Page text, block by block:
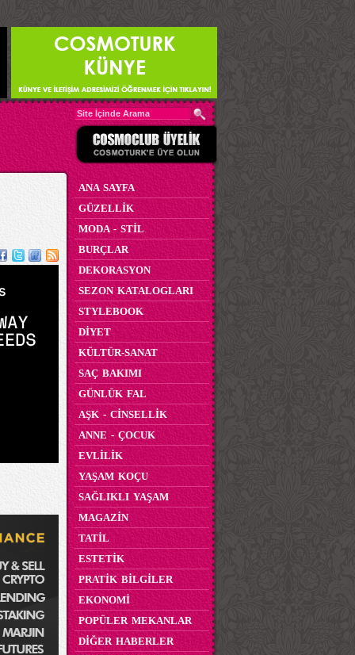
ANA SAYFA
GÜZELLİK
MODA - STİL
BURÇLAR
DEKORASYON
SEZON KATALOGLARI
STYLEBOOK
DİYET
KÜLTÜR-SANAT
SAÇ BAKIMI
GÜNLÜK FAL
AŞK - CİNSELLİK
ANNE - ÇOCUK
EVLİLİK
YAŞAM KOÇU
SAĞLIKLI YAŞAM
MAGAZİN
TATİL
ESTETİK
PRATİK BİLGİLER
EKONOMİ
POPÜLER MEKANLAR
DİĞER HABERLER